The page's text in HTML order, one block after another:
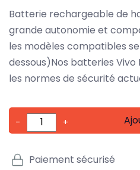
Batterie rechargeable de
grande autonomie et
les modèles compatibles
dessous)Nos batteries
les normes de sécurité
- +
Paiement sécurisé